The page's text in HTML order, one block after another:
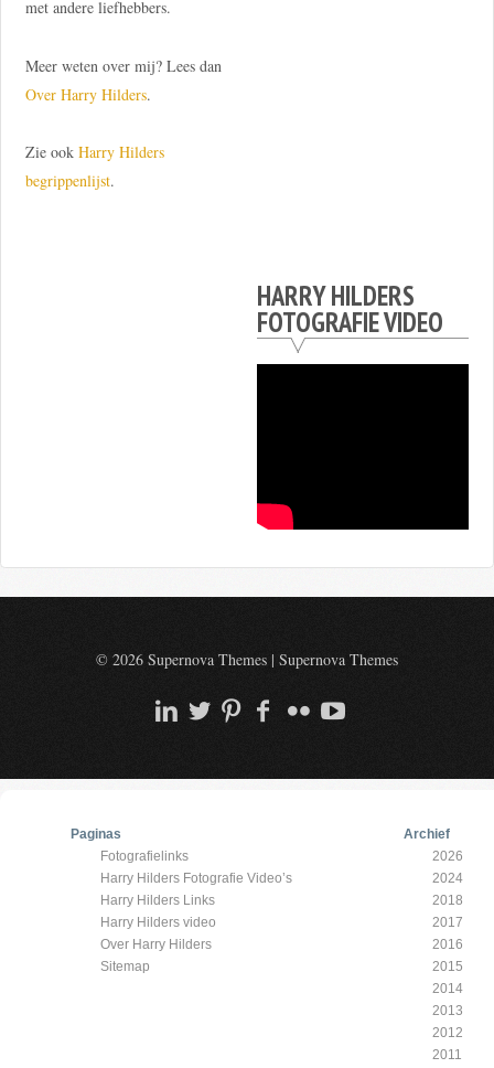
met andere liefhebbers.
Meer weten over mij? Lees dan
Over Harry Hilders.
Zie ook Harry Hilders
begrippenlijst.
HARRY HILDERS
FOTOGRAFIE VIDEO
© 2026 Supernova Themes | Supernova Themes
Paginas
Fotografielinks
Harry Hilders Fotografie Video’s
Harry Hilders Links
Harry Hilders video
Over Harry Hilders
Sitemap
Archief
2026
2024
2018
2017
2016
2015
2014
2013
2012
2011